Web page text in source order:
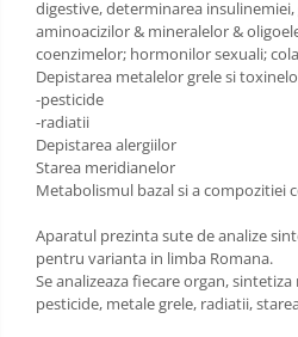
digestive, determinarea
aminoacizilor & mineralelor &
coenzimelor; hormonilor sexuali;
Depistarea metalelor grele si
-pesticide
-radiatii
Depistarea alergiilor
Starea meridianelor
Metabolismul bazal si a compozitiei
Aparatul prezinta sute de analize
pentru varianta in limba Romana.
Se analizeaza fiecare organ,
pesticide, metale grele, radiatii,